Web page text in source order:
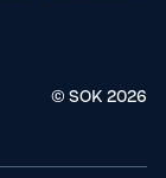
© SOK 2026